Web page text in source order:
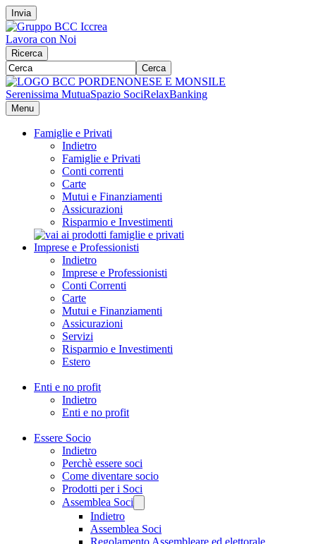
Invia
Lavora con Noi
Ricerca
Cerca
Serenissima MutuaSpazio SociRelaxBanking
Menu
Famiglie e Privati
Indietro
Famiglie e Privati
Conti correnti
Carte
Mutui e Finanziamenti
Assicurazioni
Risparmio e Investimenti
Imprese e Professionisti
Indietro
Imprese e Professionisti
Conti Correnti
Carte
Mutui e Finanziamenti
Assicurazioni
Servizi
Risparmio e Investimenti
Estero
Enti e no profit
Indietro
Enti e no profit
Essere Socio
Indietro
Perchè essere soci
Come diventare socio
Prodotti per i Soci
Assemblea Soci
Indietro
Assemblea Soci
Regolamento Assembleare ed elettorale